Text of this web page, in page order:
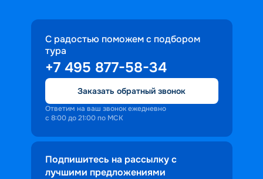
С радостью поможем с подбором
тура
+7 495 877-58-34
Заказать обратный звонок
Ответим на ваш звонок ежедневно
с 8:00 до 21:00 по МСК
Подпишитесь на рассылку с
лучшими предложениями